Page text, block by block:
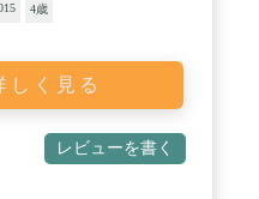
4歳
しく見る
レビューを書く